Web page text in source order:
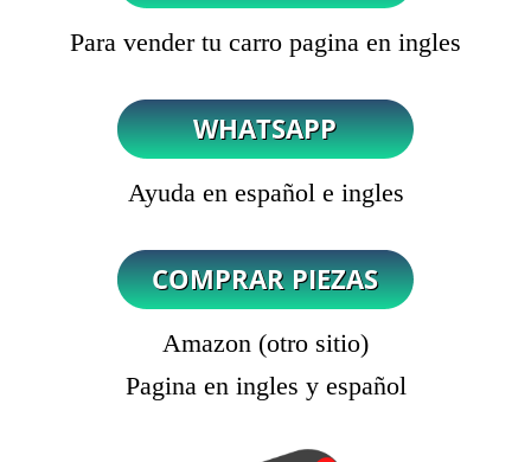
Para vender tu carro pagina en ingles
Ayuda en español e ingles
Amazon (otro sitio)
Pagina en ingles y español